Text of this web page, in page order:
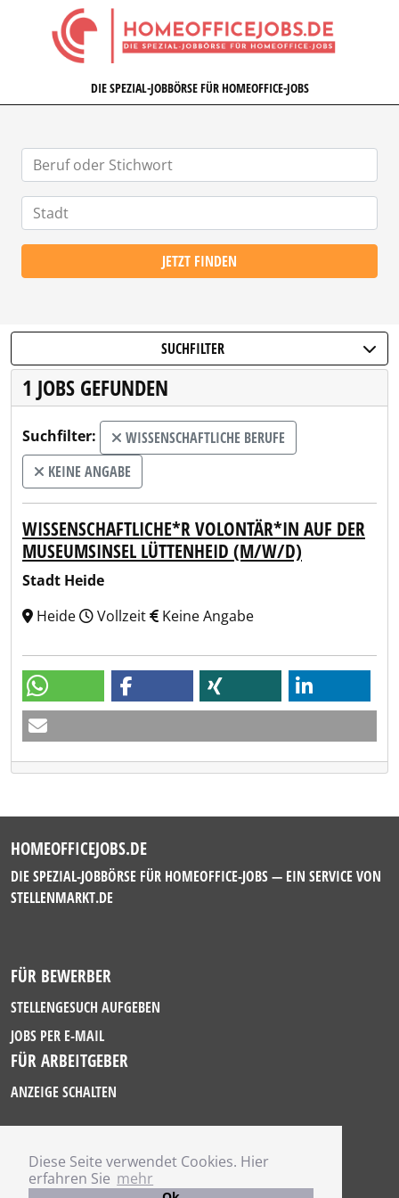
Diese Seite verwendet Cookies. Hier
erfahren Sie mehr
HOMEOFFICEJOBS.DE
DIE SPEZIAL-JOBBÖRSE FÜR HOMEOFFICE-JOBS
JETZT FINDEN
SUCHFILTER
1 JOBS GEFUNDEN
Suchfilter:
WISSENSCHAFTLICHE BERUFE
KEINE ANGABE
WISSENSCHAFTLICHE*R VOLONTÄR*IN AUF DER
MUSEUMSINSEL LÜTTENHEID (M/W/D)
Stadt Heide
Heide
Vollzeit Keine Angabe
HOMEOFFICEJOBS.DE
DIE SPEZIAL-JOBBÖRSE FÜR HOMEOFFICE-JOBS — EIN SERVICE VON
STELLENMARKT.DE
FÜR BEWERBER
STELLENGESUCH AUFGEBEN
JOBS PER E-MAIL
FÜR ARBEITGEBER
ANZEIGE SCHALTEN
IMPRESSUM
DATENSCHUTZ